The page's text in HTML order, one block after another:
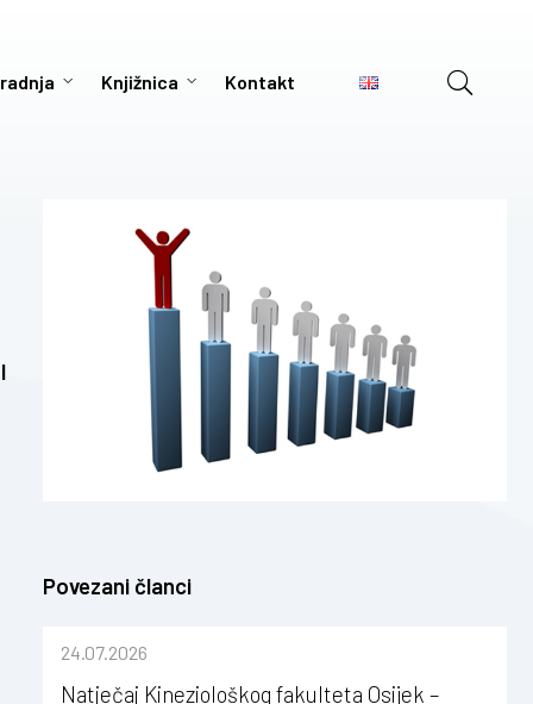
Knjižnica Kontakt
Povezani članci
24.07.2026
Natječaj Kineziološkog fakulteta Osijek –